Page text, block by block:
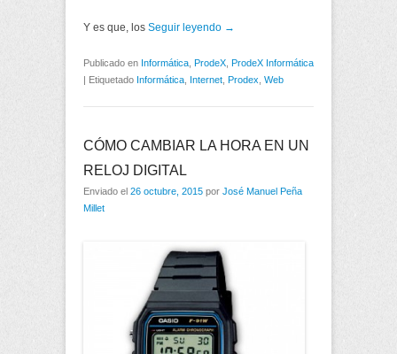
Y es que, los Seguir leyendo →
Publicado en Informática ProdeX ProdeX Informática
| Etiquetado Informática Internet Prodex Web
CÓMO CAMBIAR LA HORA EN UN
RELOJ DIGITAL
Enviado el 26 octubre, 2015 por José Manuel Peña
Millet